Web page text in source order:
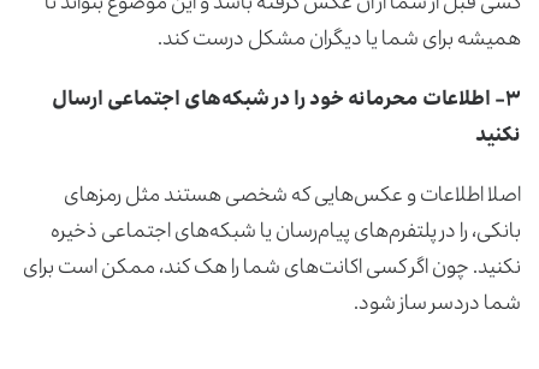
همیشه برای شما یا دیگران مشکل درست کند.
۳- اطلاعات محرمانه خود را در شبکه‌های اجتماعی ارسال
نکنید
اصلا اطلاعات و عکس‌هایی که شخصی هستند مثل رمزهای
بانکی، را در پلتفرم‌های پیام‌رسان یا شبکه‌های اجتماعی ذخیره
نکنید. چون اگر کسی اکانت‌های شما را هک کند، ممکن است برای
شما دردسر ساز شود.